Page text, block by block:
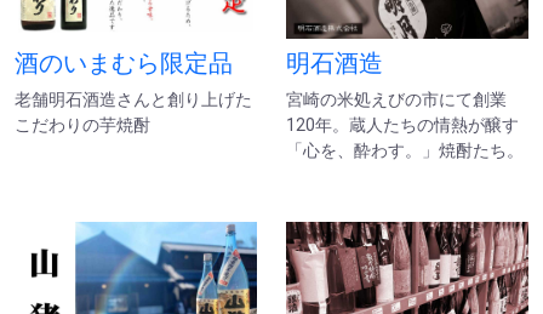
酒のいまむら限定品
老舗明石酒造さんと創り上げた
こだわりの芋焼酎
明石酒造
宮崎の米処えびの市にて創業
120年。蔵人たちの情熱が醸す
「心を、酔わす。」焼酎たち。